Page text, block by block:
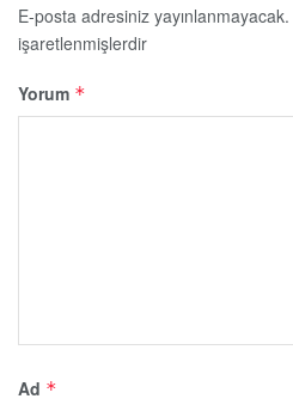
E-posta adresiniz yayınlanmayacak.
işaretlenmişlerdir
Yorum *
Ad *